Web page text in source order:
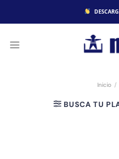
Inicio /
BUSCA TU